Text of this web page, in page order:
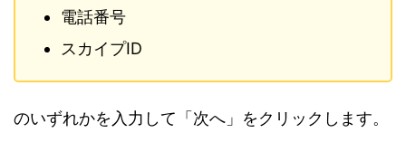
電話番号
スカイプID
のいずれかを入力して「次へ」をクリックします。